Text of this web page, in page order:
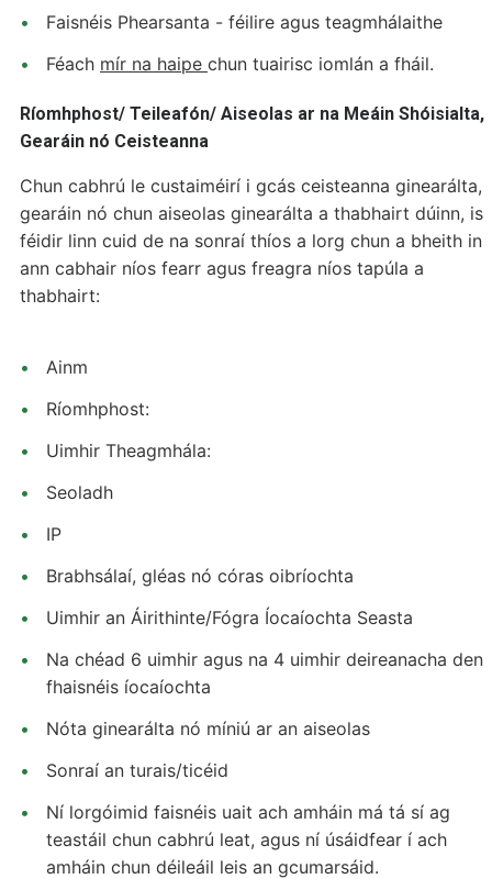
Faisnéis Phearsanta - féilire agus teagmhálaithe
Féach mír na haipe chun tuairisc iomlán a fháil.
Ríomhphost/ Teileafón/ Aiseolas ar na Meáin Shóisialta,
Gearáin nó Ceisteanna
Chun cabhrú le custaiméirí i gcás ceisteanna ginearálta,
gearáin nó chun aiseolas ginearálta a thabhairt dúinn, is
féidir linn cuid de na sonraí thíos a lorg chun a bheith in
ann cabhair níos fearr agus freagra níos tapúla a
thabhairt:
Ainm
Ríomhphost:
Uimhir Theagmhála:
Seoladh
IP
Brabhsálaí, gléas nó córas oibríochta
Uimhir an Áirithinte/Fógra Íocaíochta Seasta
Na chéad 6 uimhir agus na 4 uimhir deireanacha den
fhaisnéis íocaíochta
Nóta ginearálta nó míniú ar an aiseolas
Sonraí an turais/ticéid
Ní lorgóimid faisnéis uait ach amháin má tá sí ag
teastáil chun cabhrú leat, agus ní úsáidfear í ach
amháin chun déileáil leis an gcumarsáid.